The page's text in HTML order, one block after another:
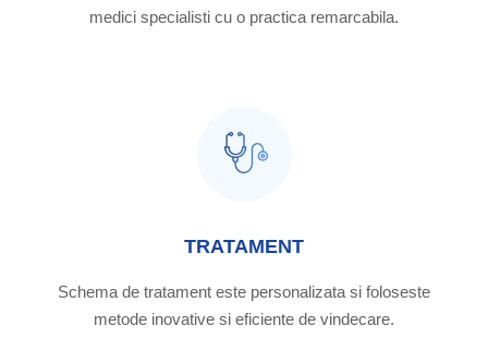
medici specialisti cu o practica remarcabila.
TRATAMENT
Schema de tratament este personalizata si foloseste
metode inovative si eficiente de vindecare.